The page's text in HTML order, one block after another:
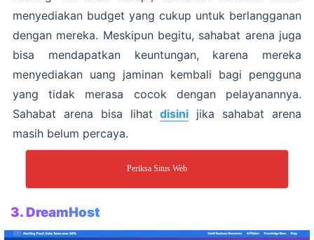
menyediakan budget yang cukup untuk berlangganan
dengan mereka. Meskipun begitu, sahabat arena juga
bisa mendapatkan keuntungan, karena mereka
menyediakan uang jaminan kembali bagi pengguna
yang tidak merasa cocok dengan pelayanannya.
Sahabat arena bisa lihatdisini jika sahabat arena
masih belum percaya.
Periksa Situs Web
3. DreamHost